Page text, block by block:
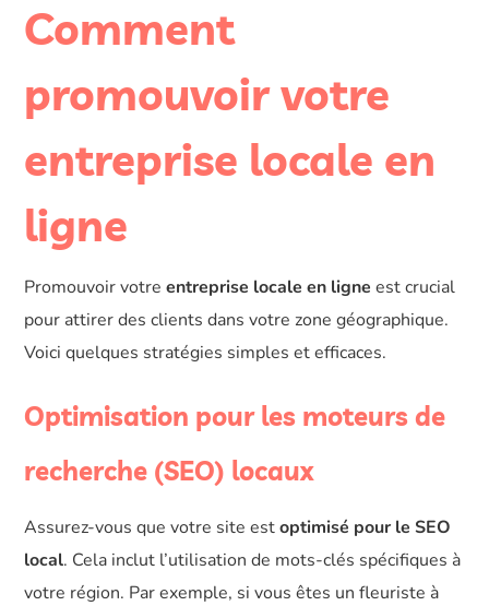
Comment
promouvoir votre
entreprise locale en
ligne
Promouvoir votreentreprise locale en ligne est crucial
pour attirer des clients dans votre zone géographique.
Voici quelques stratégies simples et efficaces.
Optimisation pour les moteurs de
recherche (SEO) locaux
Assurez-vous que votre site estoptimisé pour le SEO
local. Cela inclut l’utilisation de mots-clés spécifiques à
votre région. Par exemple, si vous êtes un fleuriste à